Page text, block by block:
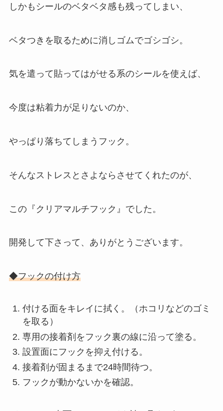
しかもシールのベタベタ感も残ってしまい、
ベタつきを取るために消しゴムでゴシゴシ。
気を遣って貼ってはがせる系のシールを使えば、
今度は粘着力が足りないのか、
やっぱり落ちてしまうフック。
そんなストレスとさよならさせてくれたのが、
この『クリアマルチフック』でした。
開発して下さって、ありがとうございます。
◆フックの付け方
付ける面をキレイに拭く。（ホコリなどのゴミ
を取る）
専用の接着剤をフック裏の線に沿って塗る。
設置面にフックを抑え付ける。
接着剤が固まるまで24時間待つ。
フックが動かないかを確認。